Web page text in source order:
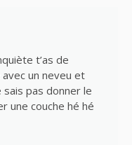
t’as de
avec un neveu et
sais pas donner le
une couche hé hé